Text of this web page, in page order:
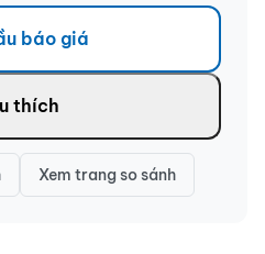
báo giá
thích
Xem trang so sánh